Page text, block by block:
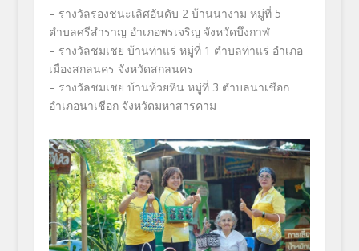
– รางวัลรองชนะเลิศอันดับ 2 บ้านนางาม หมู่ที่ 5
ตำบลศรีสำราญ อำเภอพรเจริญ จังหวัดบึงกาฬ
– รางวัลชมเชย บ้านท่าแร่ หมู่ที่ 1 ตำบลท่าแร่ อำเภอ
เมืองสกลนคร จังหวัดสกลนคร
– รางวัลชมเชย บ้านห้วยหิน หมู่ที่ 3 ตำบลนาเชือก
อำเภอนาเชือก จังหวัดมหาสารคาม